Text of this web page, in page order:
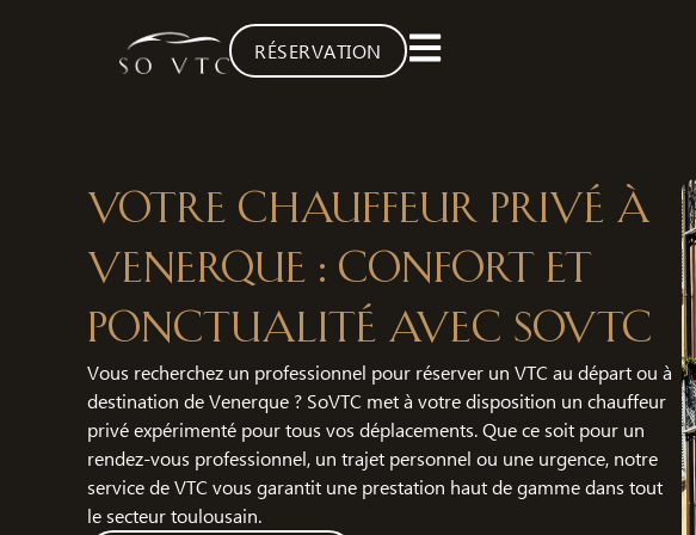
RÉSERVATION
Votre chauffeur privé à
Venerque : Confort et
ponctualité avec SoVTC
Vous recherchez un professionnel pour réserver un VTC au départ ou à
destination de Venerque ? SoVTC met à votre disposition un chauffeur
privé expérimenté pour tous vos déplacements. Que ce soit pour un
rendez-vous professionnel, un trajet personnel ou une urgence, notre
service de VTC vous garantit une prestation haut de gamme dans tout
le secteur toulousain.